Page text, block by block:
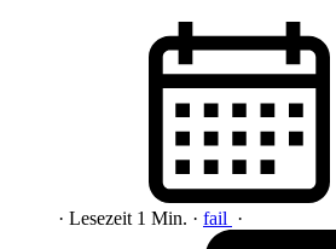
· Lesezeit 1 Min. · fail ·